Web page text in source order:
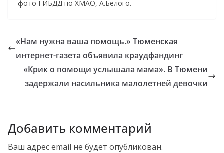
фото ГИБДД по ХМАО, А.Белого.
«Нам нужна ваша помощь.» Тюменская
интернет-газета объявила краудфандинг
«Крик о помощи услышала мама». В Тюмени
задержали насильника малолетней девочки
Добавить комментарий
Ваш адрес email не будет опубликован.